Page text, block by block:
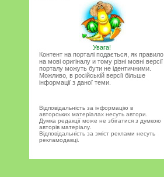
Увага!
Контент на порталі подається, як правило,
на мові оригіналу и тому різні мовні версії
порталу можуть бути не ідентичними.
Можливо, в російській версії більше
інформації з даної теми.
Відповідальність за інформацію в
авторських матеріалах несуть автори.
Думка редакції може не збігатися з думкою
авторів матеріалу.
Відповідальність за зміст реклами несуть
рекламодавці.